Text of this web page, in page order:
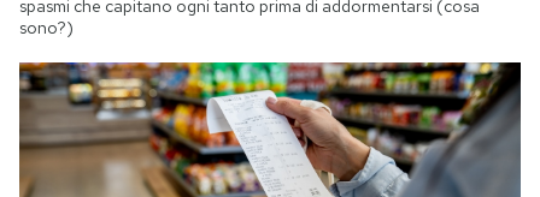
spasmi che capitano ogni tanto prima di addormentarsi (cosa
sono?)